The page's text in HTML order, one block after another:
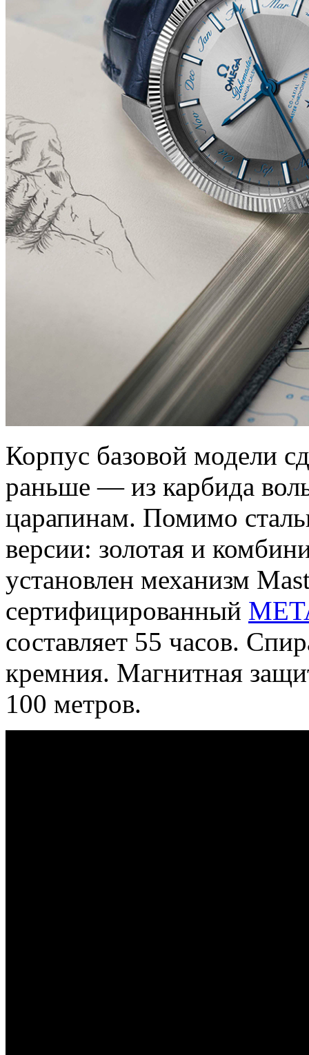
Корпус базовой модели
раньше — из карбида
царапинам. Помимо
версии: золотая и
установлен механизм
сертифицированный
составляет 55 часов.
кремния. Магнитная
100 метров.